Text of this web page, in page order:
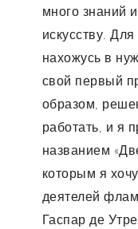
много знаний
искусству.
нахожусь в
свой первый
образом,
работать, и я
названием
которым я
деятелей
Гаспар де